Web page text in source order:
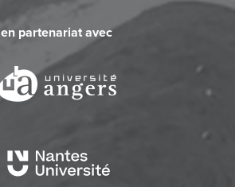
en partenariat avec